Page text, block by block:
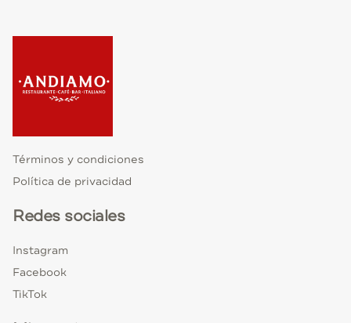
Términos y condiciones
Política de privacidad
Redes sociales
Instagram
Facebook
TikTok